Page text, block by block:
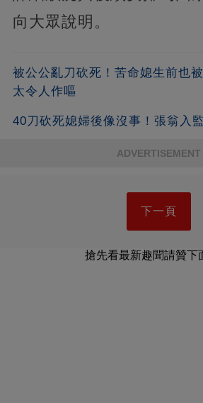
向大眾說明。
被公公亂刀砍死！苦命媳生前也
太令人作嘔
40刀砍死媳婦後像沒事！張翁入
ADVERTISEMENT
下一頁
搶先看最新趣聞請贊下